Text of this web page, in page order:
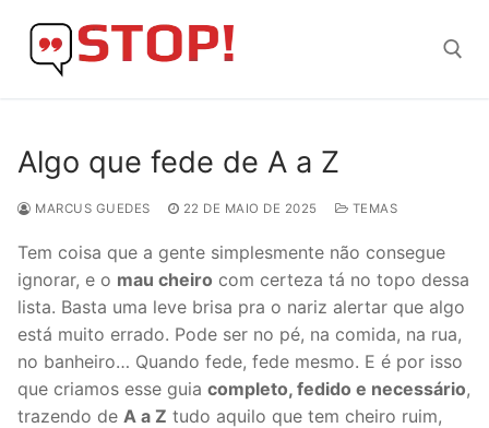
content
Algo que fede de A a Z
MARCUS GUEDES 22 DE MAIO DE 2025 TEMAS
Tem coisa que a gente simplesmente não consegue
ignorar, e o mau cheiro com certeza tá no topo dessa
lista. Basta uma leve brisa pra o nariz alertar que algo
está muito errado. Pode ser no pé, na comida, na rua,
no banheiro… Quando fede, fede mesmo. E é por isso
que criamos esse guia completo, fedido e necessário,
trazendo de A a Z tudo aquilo que tem cheiro ruim,